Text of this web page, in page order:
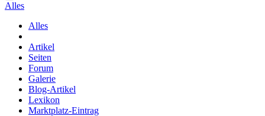
Alles
Alles
Artikel
Seiten
Forum
Galerie
Blog-Artikel
Lexikon
Marktplatz-Eintrag